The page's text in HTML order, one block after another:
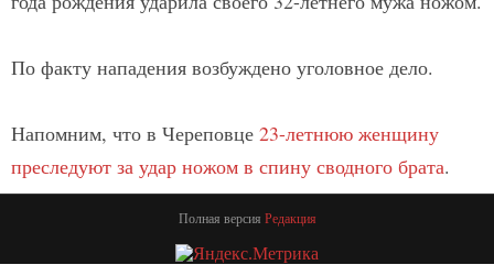
По факту нападения возбуждено уголовное дело.
Напомним, что в Череповце 23-летнюю женщину
преследуют за удар ножом в спину сводного брата.
Полная версия Редакция